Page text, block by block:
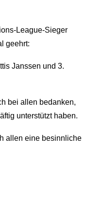
League-Sieger
geehrt:
Janssen und 3.
bei allen bedanken,
unterstützt haben.
allen eine besinnliche